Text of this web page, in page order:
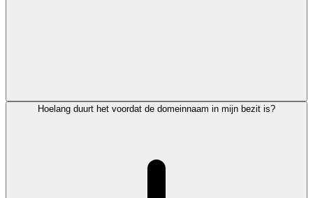
Hoelang duurt het voordat de domeinnaam in mijn bezit is?